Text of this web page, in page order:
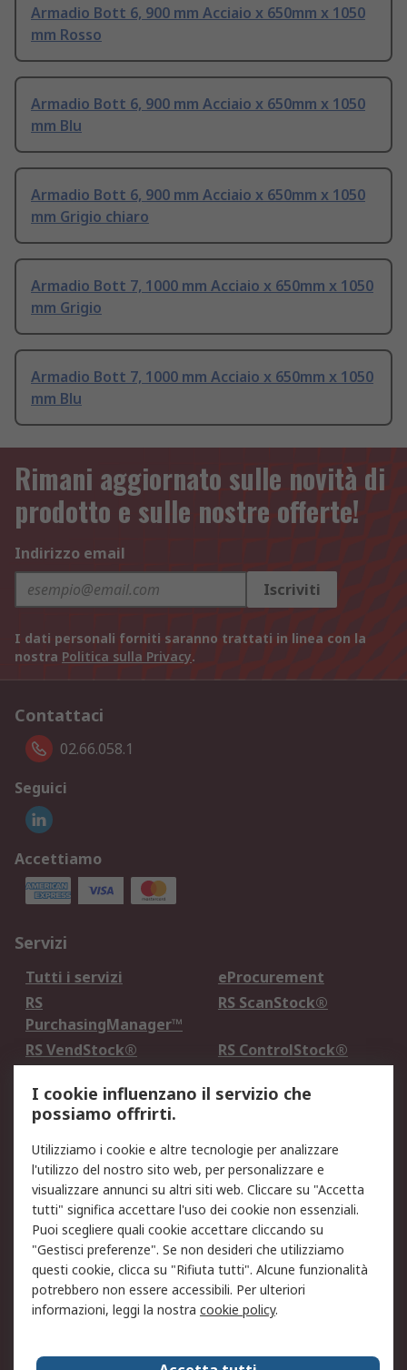
Armadio Bott 6, 900 mm Acciaio x 650mm x 1050
mm Rosso
Armadio Bott 6, 900 mm Acciaio x 650mm x 1050
mm Blu
Armadio Bott 6, 900 mm Acciaio x 650mm x 1050
mm Grigio chiaro
Armadio Bott 7, 1000 mm Acciaio x 650mm x 1050
mm Grigio
Armadio Bott 7, 1000 mm Acciaio x 650mm x 1050
mm Blu
Rimani aggiornato sulle novità di
prodotto e sulle nostre offerte!
Indirizzo email
Iscriviti
I dati personali forniti saranno trattati in linea con la
nostra Politica sulla Privacy.
Contattaci
02.66.058.1
Seguici
Accettiamo
Servizi
Tutti i servizi
eProcurement
RS
PurchasingManager™
RS ScanStock®
RS VendStock®
RS ControlStock®
Legale
Informativa Cookie
Informativa Privacy -
Aggiornata
Email Security
Termini d'uso
Condizioni di vendita
Condizioni generali di
servizio
Etica e responsabilità
Chi Siamo
Chi Siamo Contattaci
I cookie influenzano il servizio che
possiamo offrirti.
Utilizziamo i cookie e altre tecnologie per analizzare
l'utilizzo del nostro sito web, per personalizzare e
visualizzare annunci su altri siti web. Cliccare su "Accetta
tutti" significa accettare l'uso dei cookie non essenziali.
Puoi scegliere quali cookie accettare cliccando su
"Gestisci preferenze". Se non desideri che utilizziamo
questi cookie, clicca su "Rifiuta tutti". Alcune funzionalità
potrebbero non essere accessibili. Per ulteriori
informazioni, leggi la nostra cookie policy.